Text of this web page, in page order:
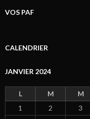
VOS PAF
CALENDRIER
JANVIER 2024
L M M
1
2 3